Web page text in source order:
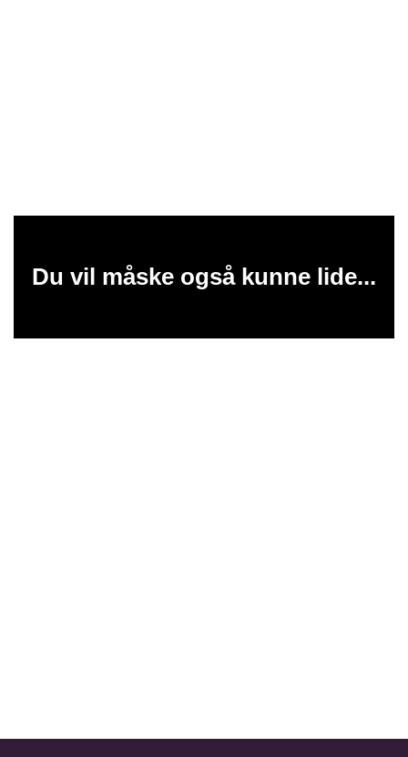
Du vil måske også kunne lide...